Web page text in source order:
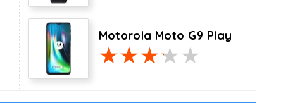
Motorola Moto G9 Play